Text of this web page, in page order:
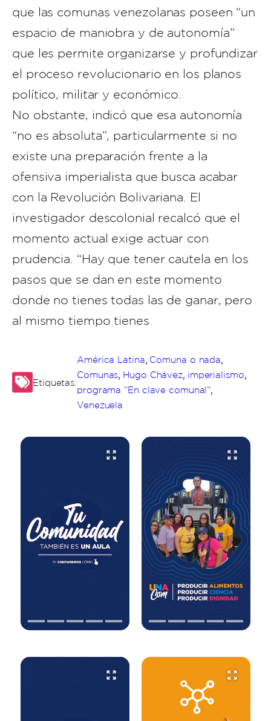
que las comunas venezolanas poseen “un
espacio de maniobra y de autonomía”
que les permite organizarse y profundizar
el proceso revolucionario en los planos
político, militar y económico.
No obstante, indicó que esa autonomía
“no es absoluta”, particularmente si no
existe una preparación frente a la
ofensiva imperialista que busca acabar
con la Revolución Bolivariana. El
investigador descolonial recalcó que el
momento actual exige actuar con
prudencia. “Hay que tener cautela en los
pasos que se dan en este momento
donde no tienes todas las de ganar, pero
al mismo tiempo tienes
Etiquetas:
América Latina, Comuna o nada,
Comunas, Hugo Chávez, imperialismo,
programa “En clave comunal”,
Venezuela